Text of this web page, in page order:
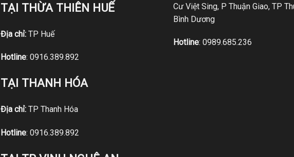
TẠI THỪA THIÊN HUẾ
Địa chỉ:TP Huế
Hotline: 0916.389.892
TẠI THANH HÓA
Địa chỉ:TP Thanh Hóa
Hotline: 0916.389.892
Cư Việt Sing, P Thuận Giao, TP
Bình Dương
Hotline: 0989.685.236